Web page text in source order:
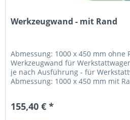
Werkzeugwand - mit Rand
Abmessung: 1000 x 450 mm ohne
Werkzeugwand für
je nach Ausführung - für
Abmessung: 1000 x 450 mm mit
155,40 € *